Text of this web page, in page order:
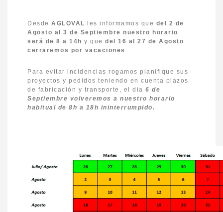
Desde AGLOVAL les informamos que del 2 de
Agosto al 3 de Septiembre nuestro horario
será de 8 a 14h y que del 16 al 27 de Agosto
cerraremos por vacaciones .
Para evitar incidencias rogamos planifique sus
proyectos y pedidos teniendo en cuenta plazos
de fabricación y transporte, el dia 6 de
Septiembre volveremos a nuestro horario
habitual de 8h a 18h ininterrumpido.